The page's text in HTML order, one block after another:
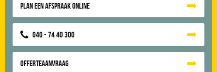
Plan een afspraak online
040 - 74 40 300
Offerteaanvraag